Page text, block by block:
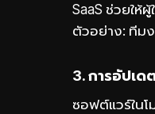
SaaS ช่วยให้
ตัวอย่าง: ทีมง
3. การอัปเด
ซอฟต์แวร์ใน